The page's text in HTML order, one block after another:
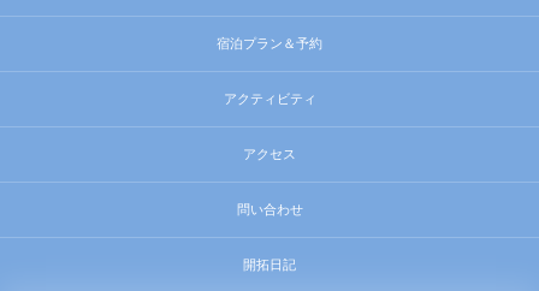
宿泊プラン＆予約
アクティビティ
アクセス
問い合わせ
開拓日記